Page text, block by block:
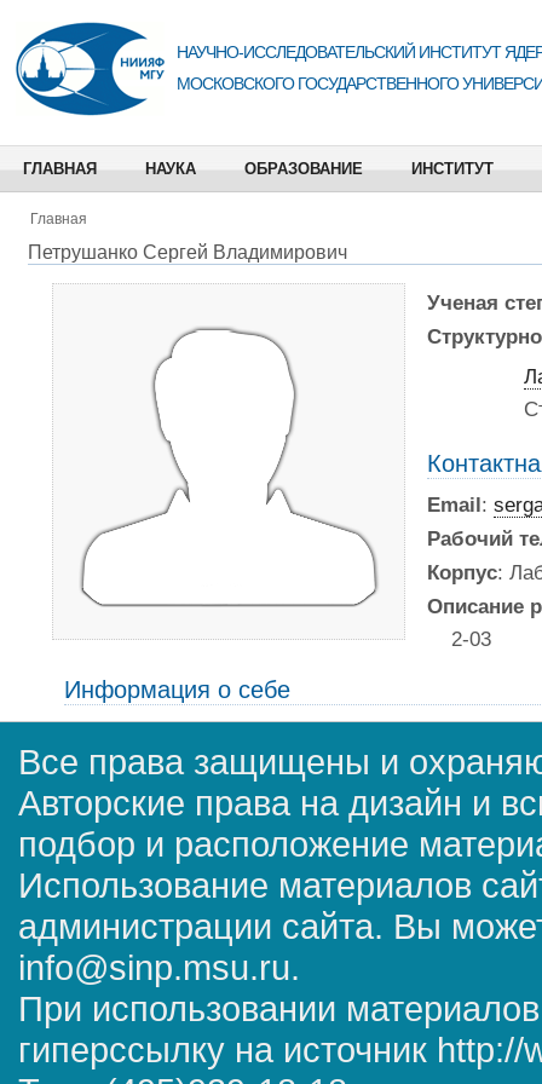
НАУЧНО-ИССЛЕДОВАТЕЛЬСКИЙ ИНСТИТУТ
МОСКОВСКОГО ГОСУДАРСТВЕННОГО
ГЛАВНАЯ НАУКА ОБРАЗОВАНИЕ ИНСТИТУТ
Главная
Петрушанко Сергей Владимирович
Ученая
Email:
Рабочий
Корпус:
Описание
2-03
Информация о себе
Все права защищены и
Авторские права на дизайн и
подбор и расположение
Использование материалов
администрации сайта. Вы
info@sinp.msu.ru.
При использовании
гиперссылку на источник